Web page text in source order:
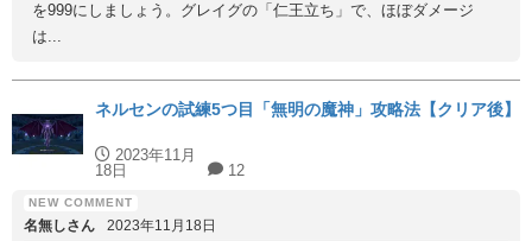
を999にしましょう。グレイグの「仁王立ち」で、ほぼダメージ
は...
ネルセンの試練5つ目「無明の魔神」攻略法【クリア後】
2023年11月
18日
12
名無しさん 2023年11月18日